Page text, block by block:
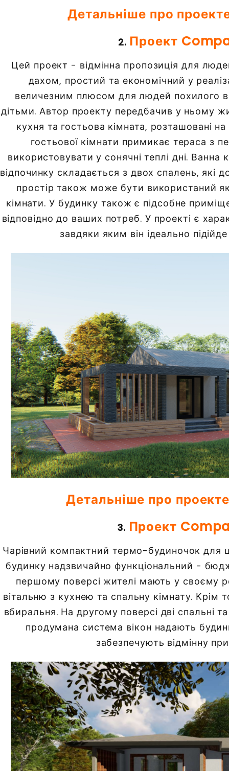
Детальніше про
2. Проект
Цей проект - відмінна пропозиція для
дахом, простий та економічний у
величезним плюсом для людей похилого
дітьми. Автор проекту передбачив у ньому
кухня та гостьова кімната, розташовані
гостьової кімнати примикає тераса з
використовувати у сонячні теплі дні. Ванна
відпочинку складається з двох спалень, які
простір також може бути використаний
кімнати. У будинку також є підсобне
відповідно до ваших потреб. У проекті є
завдяки яким він ідеально
Детальніше про
3. Проект
Чарівний компактний термо-будиночок для
будинку надзвичайно функціональний -
першому поверсі жителі мають у своєму
вітальню з кухнею та спальну кімнату. Крім
вбиральня. На другому поверсі дві спальні
продумана система вікон надають
забезпечують відмінну